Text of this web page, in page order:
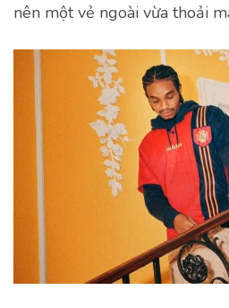
nên một vẻ ngoài vừa thoải